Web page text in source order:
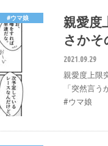
#ウマ娘
親愛度
さかそ
2021.09.29
親愛度上限
「突然言
#ウマ娘